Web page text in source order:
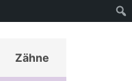
Zähne